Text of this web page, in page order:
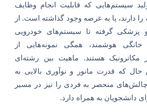
سیستم‌هایی که قابلیت انجام وظایف
را دارند، پا به عرصه وجود گذاشته است. از
پزشکی گرفته تا سیستم‌های خودرویی
خانگی هوشمند، همگی نمونه‌هایی از
مکاترونیک هستند. ماهیت بین رشته‌ای
حال که قدرت مانور و نوآوری بالایی به
منحصر به فردی را نیز در مسیر
دانشجویان به همراه دارد.